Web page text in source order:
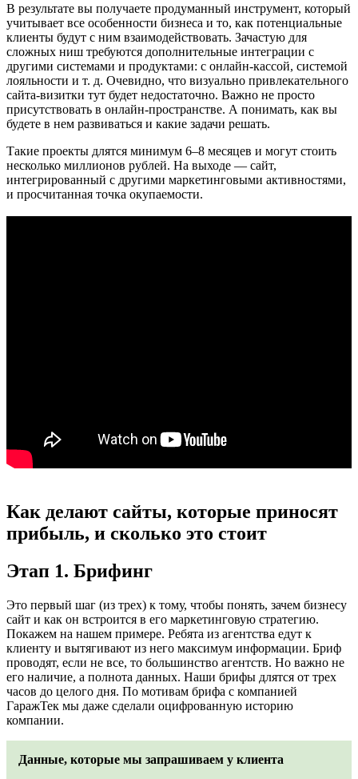
В результате вы получаете продуманный инструмент, который
учитывает все особенности бизнеса и то, как потенциальные
клиенты будут с ним взаимодействовать. Зачастую для
сложных ниш требуются дополнительные интеграции с
другими системами и продуктами: с онлайн-кассой, системой
лояльности и т. д. Очевидно, что визуально привлекательного
сайта-визитки тут будет недостаточно. Важно не просто
присутствовать в онлайн-пространстве. А понимать, как вы
будете в нем развиваться и какие задачи решать.
Такие проекты длятся минимум 6–8 месяцев и могут стоить
несколько миллионов рублей. На выходе — сайт,
интегрированный с другими маркетинговыми активностями,
и просчитанная точка окупаемости.
Как делают сайты, которые приносят
прибыль, и сколько это стоит
Этап 1. Брифинг
Это первый шаг (из трех) к тому, чтобы понять, зачем бизнесу
сайт и как он встроится в его маркетинговую стратегию.
Покажем на нашем примере. Ребята из агентства едут к
клиенту и вытягивают из него максимум информации. Бриф
проводят, если не все, то большинство агентств. Но важно не
его наличие, а полнота данных. Наши брифы длятся от трех
часов до целого дня. По мотивам брифа с компанией
ГаражТек мы даже сделали оцифрованную историю
компании.
Данные, которые мы запрашиваем у клиента